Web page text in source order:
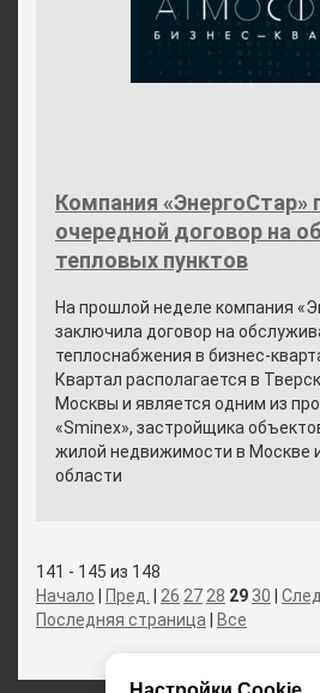
Компания «ЭнергоСтар»
очередной договор на
тепловых пунктов
На прошлой неделе компания
заключила договор на
теплоснабжения в бизнес-
Квартал располагается в
Москвы и является одним из
«Sminex», застройщика
жилой недвижимости в Москве
области
141 - 145 из 148
Начало
Пред. 26 27 28 29 30
Последняя страница
Все